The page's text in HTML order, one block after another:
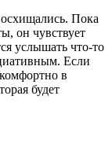
Пока
он чувствует
услышать что-то
Если
в
будет